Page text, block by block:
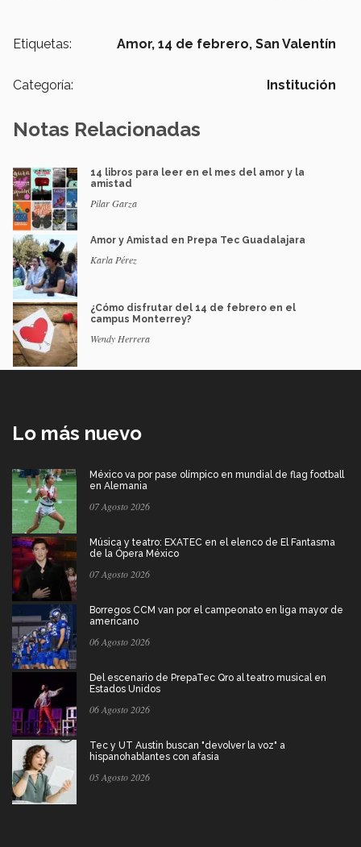
Etiquetas: Amor, 14 de febrero, San Valentín
Categoría: Institución
Notas Relacionadas
14 libros para leer en el mes del amor y la
amistad
Pilar Garza
Amor y Amistad en Prepa Tec Guadalajara
Karla Pérez
¿Cómo disfrutar del 14 de febrero en el
campus Monterrey?
Wendy Herrera
Lo más nuevo
México va por pase olímpico en mundial de flag football
en Alemania
07 Agosto 2026
Música y teatro: EXATEC en el elenco de El Fantasma
de la Ópera México
07 Agosto 2026
Borregos CCM van por el campeonato en liga mayor de
americano
06 Agosto 2026
Del escenario de PrepaTec Qro al teatro musical en
Estados Unidos
06 Agosto 2026
Tec y UT Austin buscan "devolver la voz" a
hispanohablantes con afasia
05 Agosto 2026